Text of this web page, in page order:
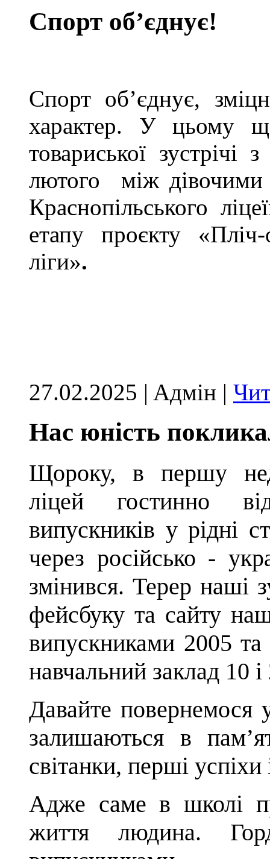
Спорт об’єднує!
Спорт об’єднує,
характер. У цьому
товариської зустрічі
лютого між дівочими
Краснопільського
етапу проєкту
ліги».
27.02.2025 | Aдмін |
Нас юність
Щороку, в першу
ліцей гостинно
випускників у рідні
через російсько -
змінився. Терер наші
фейсбуку та сайту
випускниками 2005 та
навчальний заклад 10
Давайте повернемося
залишаються в
світанки, перші успіхи
Адже саме в школі
життя людина.